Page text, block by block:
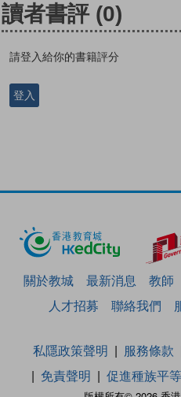
讀者書評 (0)
請登入給你的書籍評分
登入
關於教城 最新消息 教師
人才招募
聯絡我們
私隱政策聲明 服務條款
免責聲明
促進種族平